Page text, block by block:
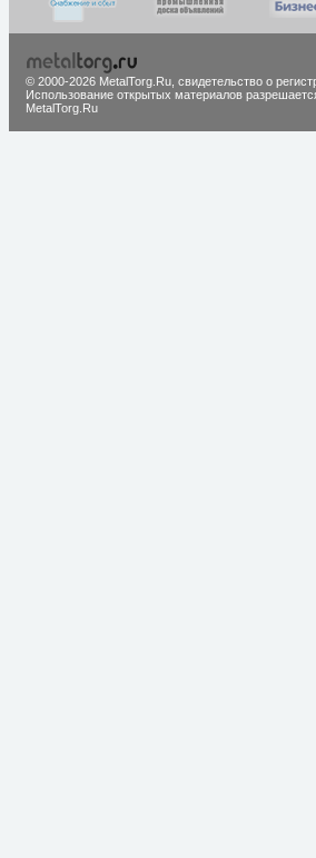
© 2000-2026 MetalTorg.Ru, cвидетельство о
Использование открытых материалов
MetalTorg.Ru